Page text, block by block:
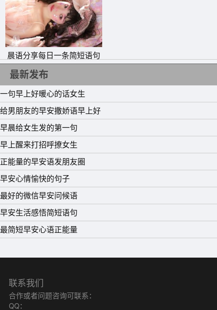
11、最近有谣言说我喜欢你，我要澄清一下，这是真的。
12、岁月如梭，人生如酒，彰显着豪迈情怀;人生如戏，演
绎着不同角色;人生如路，伴随着坑坑洼洼;人生如茶，忍受
着开水煎泡;人生如水，冲刷着河岸沙滩;人生如书，记录着
酸甜苦辣。早安!
13、我从来不信什么一夜成名，一夜暴富，只信一分耕耘一
分收获。如果有一天，你的努力配得上你的梦想，那么你的
梦想也绝对不会辜负你的努力。记住一句话：越努力越幸
运!
侣，早上好!祝你天天高兴，高兴永远!
15、谁都没有比谁生活的容易。只是，有的人痛不欲生。而
晨语分享每日一条简短语句
最新发布
一句早上好暖心的话女生
给男朋友的早安撒娇语早上好
早晨给女生发的第一句
早上醒来打招呼撩女生
正能量的早安语发朋友圈
早安心情愉快的句子
最好的微信早安问候语
早安生活感悟简短语句
最简短早安心语正能量
联系我们
合作或者问题咨询可联系：
QQ：